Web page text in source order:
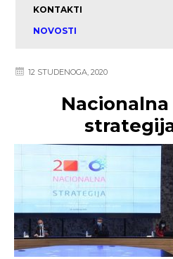
KONTAKTI
NOVOSTI
12 STUDENOGA, 2020